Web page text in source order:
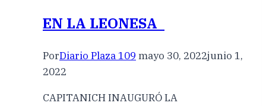
EN LA LEONESA
PorDiario Plaza 109 mayo 30, 2022junio 1,
2022
CAPITANICH INAUGURÓ LA